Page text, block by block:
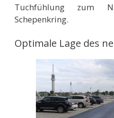
Tuchfühlung zum
Schepenkring.
Optimale Lage des